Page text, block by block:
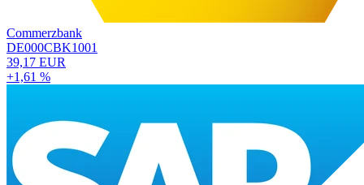
Commerzbank
DE000CBK1001
39,17 EUR
+1,61 %